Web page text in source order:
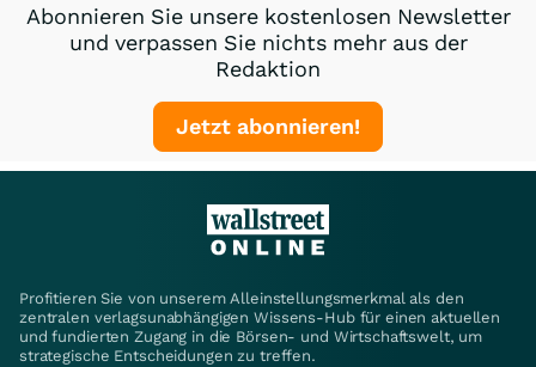
Abonnieren Sie unsere kostenlosen Newsletter
und verpassen Sie nichts mehr aus der
Redaktion
Jetzt abonnieren!
Profitieren Sie von unserem Alleinstellungsmerkmal als den
zentralen verlagsunabhängigen Wissens-Hub für einen aktuellen
und fundierten Zugang in die Börsen- und Wirtschaftswelt, um
strategische Entscheidungen zu treffen.